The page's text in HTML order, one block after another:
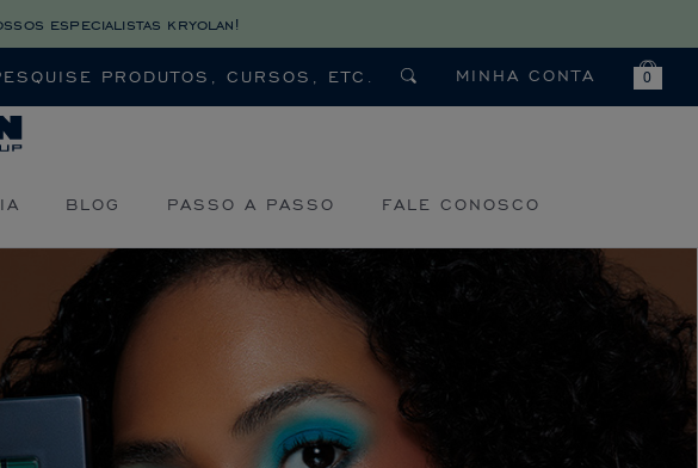
especialistas kryolan!
MINHA CONTA 0
BLOG PASSO A PASSO FALE CONOSCO